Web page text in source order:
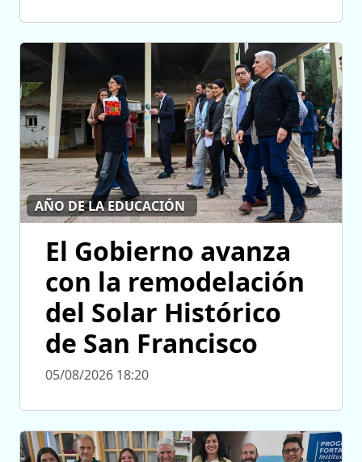
AÑO DE LA EDUCACIÓN
El Gobierno avanza
con la remodelación
del Solar Histórico
de San Francisco
05/08/2026 18:20